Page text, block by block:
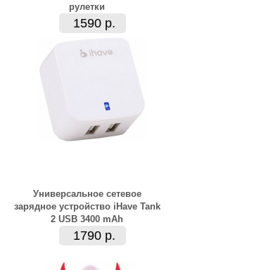
рулетки
1590 р.
Универсальное сетевое
зарядное устройство iHave Tank
2 USB 3400 mAh
1790 р.